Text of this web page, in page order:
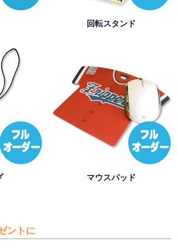
回転スタンド
マウスパッド
ントに